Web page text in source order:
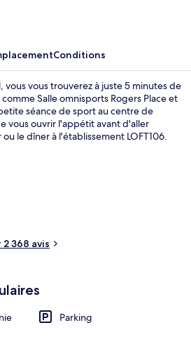
Conditions
vous vous trouverez à juste 5 minutes de
Salle omnisports Rogers Place et
séance de sport au centre de
vous ouvrir l'appétit avant d'aller
le dîner à l'établissement LOFT106.
bénéficient d'un réfrigérateur et
voyageurs adorent la literie de qualité
publics : Station de métro
Station de métro Bay-Enterprise
368 avis
Parking